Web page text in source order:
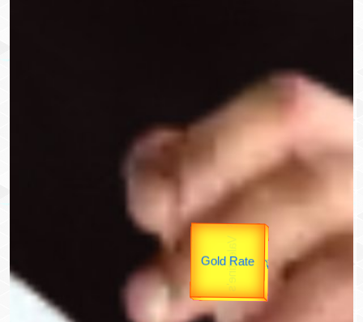
उप प्रधानमंत्री
उपराष्ट्रपति
यात्रा
unTV Special